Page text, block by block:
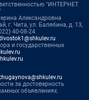
"ИНТЕРНЕТ
Александровна
г. Чита, ул. Балябина, д. 13,
40-08-24
и государственных
за достоверность
объявлениях.